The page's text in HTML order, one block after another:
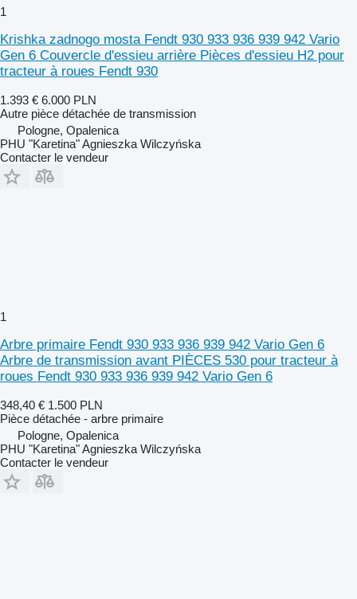
1
Krishka zadnogo mosta Fendt 930 933 936 939 942 Vario
Gen 6 Couvercle d'essieu arrière Pièces d'essieu H2 pour
tracteur à roues Fendt 930
1.393 € 6.000 PLN
Autre pièce détachée de transmission
Pologne, Opalenica
PHU "Karetina" Agnieszka Wilczyńska
Contacter le vendeur
1
Arbre primaire Fendt 930 933 936 939 942 Vario Gen 6
Arbre de transmission avant PIÈCES 530 pour tracteur à
roues Fendt 930 933 936 939 942 Vario Gen 6
348,40 € 1.500 PLN
Pièce détachée - arbre primaire
Pologne, Opalenica
PHU "Karetina" Agnieszka Wilczyńska
Contacter le vendeur